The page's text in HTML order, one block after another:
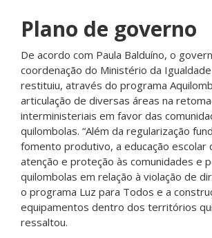
Plano de governo
De acordo com Paula Balduíno, o
coordenação do Ministério da Igualdade
restituiu, através do programa
articulação de diversas áreas na
interministeriais em favor das
quilombolas. “Além da regularização
fomento produtivo, a educação escolar
atenção e proteção às comunidades e
quilombolas em relação à violação de
o programa Luz para Todos e a
equipamentos dentro dos territórios
ressaltou.